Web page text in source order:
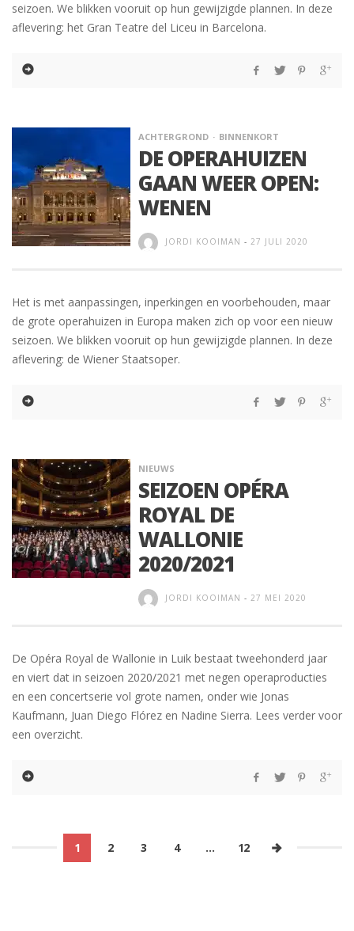
seizoen. We blikken vooruit op hun gewijzigde plannen. In deze
aflevering: het Gran Teatre del Liceu in Barcelona.
ACHTERGROND BINNENKORT
DE OPERAHUIZEN
GAAN WEER OPEN:
WENEN
JORDI KOOIMAN - 27 JULI 2020
Het is met aanpassingen, inperkingen en voorbehouden, maar
de grote operahuizen in Europa maken zich op voor een nieuw
seizoen. We blikken vooruit op hun gewijzigde plannen. In deze
aflevering: de Wiener Staatsoper.
NIEUWS
SEIZOEN OPÉRA
ROYAL DE
WALLONIE
2020/2021
JORDI KOOIMAN - 27 MEI 2020
De Opéra Royal de Wallonie in Luik bestaat tweehonderd jaar
en viert dat in seizoen 2020/2021 met negen operaproducties
en een concertserie vol grote namen, onder wie Jonas
Kaufmann, Juan Diego Flórez en Nadine Sierra. Lees verder voor
een overzicht.
1 2 3 4 … 12